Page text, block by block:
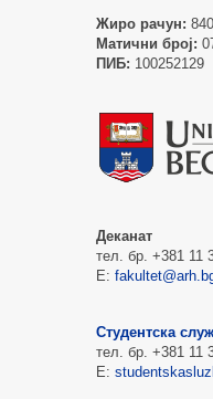
Жиро рачун:
Матични број:
ПИБ: 100252129
Деканат
тел. бр. +381 11
Е:
Студентска
тел. бр. +381 11
Е: